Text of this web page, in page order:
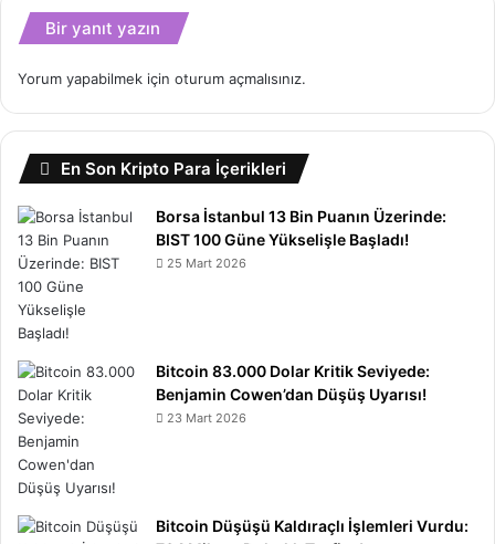
Bir yanıt yazın
Yorum yapabilmek için oturum açmalısınız.
En Son Kripto Para İçerikleri
Borsa İstanbul 13 Bin Puanın Üzerinde:
BIST 100 Güne Yükselişle Başladı!
25 Mart 2026
Bitcoin 83.000 Dolar Kritik Seviyede:
Benjamin Cowen’dan Düşüş Uyarısı!
23 Mart 2026
Bitcoin Düşüşü Kaldıraçlı İşlemleri Vurdu: